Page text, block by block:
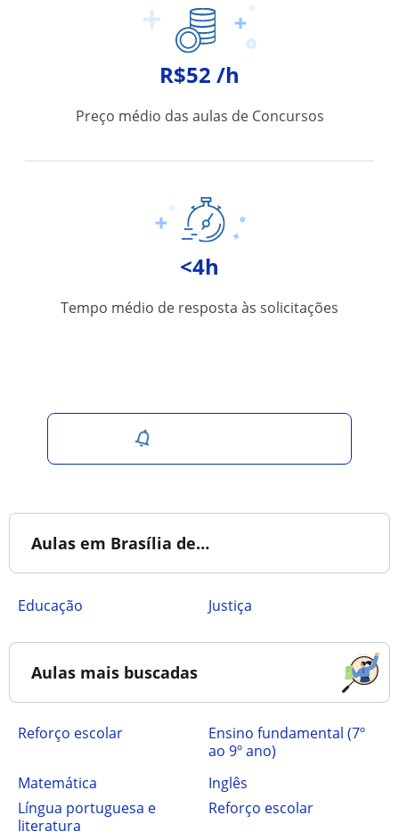
R$52 /h
Preço médio das aulas de Concursos
<4h
Tempo médio de resposta às solicitações
Aulas em Brasília de…
Educação Justiça
Aulas mais buscadas
Reforço escolar
ensino fundamental (7º
ao 9º ano)
Matemática
Inglês
Língua portuguesa e
literatura
Reforço escolar